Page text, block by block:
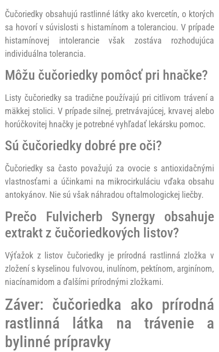
Čučoriedky obsahujú rastlinné látky ako kvercetín, o ktorých
sa hovorí v súvislosti s histamínom a toleranciou. V prípade
histamínovej intolerancie však zostáva rozhodujúca
individuálna tolerancia.
Môžu čučoriedky pomôcť pri hnačke?
Listy čučoriedky sa tradične používajú pri citlivom trávení a
mäkkej stolici. V prípade silnej, pretrvávajúcej, krvavej alebo
horúčkovitej hnačky je potrebné vyhľadať lekársku pomoc.
Sú čučoriedky dobré pre oči?
Čučoriedky sa často považujú za ovocie s antioxidačnými
vlastnosťami a účinkami na mikrocirkuláciu vďaka obsahu
antokyánov. Nie sú však náhradou oftalmologickej liečby.
Prečo Fulvicherb Synergy obsahuje
extrakt z čučoriedkových listov?
Výťažok z listov čučoriedky je prírodná rastlinná zložka v
zložení s kyselinou fulvovou, inulínom, pektínom, arginínom,
niacínamidom a ďalšími prírodnými zložkami.
Záver: čučoriedka ako prírodná
rastlinná látka na trávenie a
bylinné prípravky